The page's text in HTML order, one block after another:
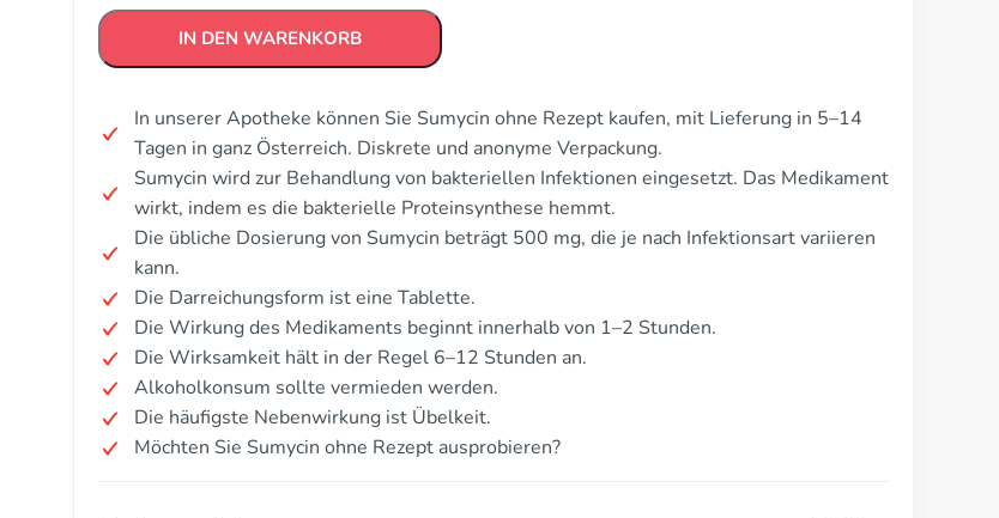
IN DEN WARENKORB
In unserer Apotheke können Sie Sumycin ohne Rezept kaufen, mit Lieferung in 5–14
Tagen in ganz Österreich. Diskrete und anonyme Verpackung.
Sumycin wird zur Behandlung von bakteriellen Infektionen eingesetzt. Das Medikament
wirkt, indem es die bakterielle Proteinsynthese hemmt.
Die übliche Dosierung von Sumycin beträgt 500 mg, die je nach Infektionsart variieren
kann.
Die Darreichungsform ist eine Tablette.
Die Wirkung des Medikaments beginnt innerhalb von 1–2 Stunden.
Die Wirksamkeit hält in der Regel 6–12 Stunden an.
Alkoholkonsum sollte vermieden werden.
Die häufigste Nebenwirkung ist Übelkeit.
Möchten Sie Sumycin ohne Rezept ausprobieren?